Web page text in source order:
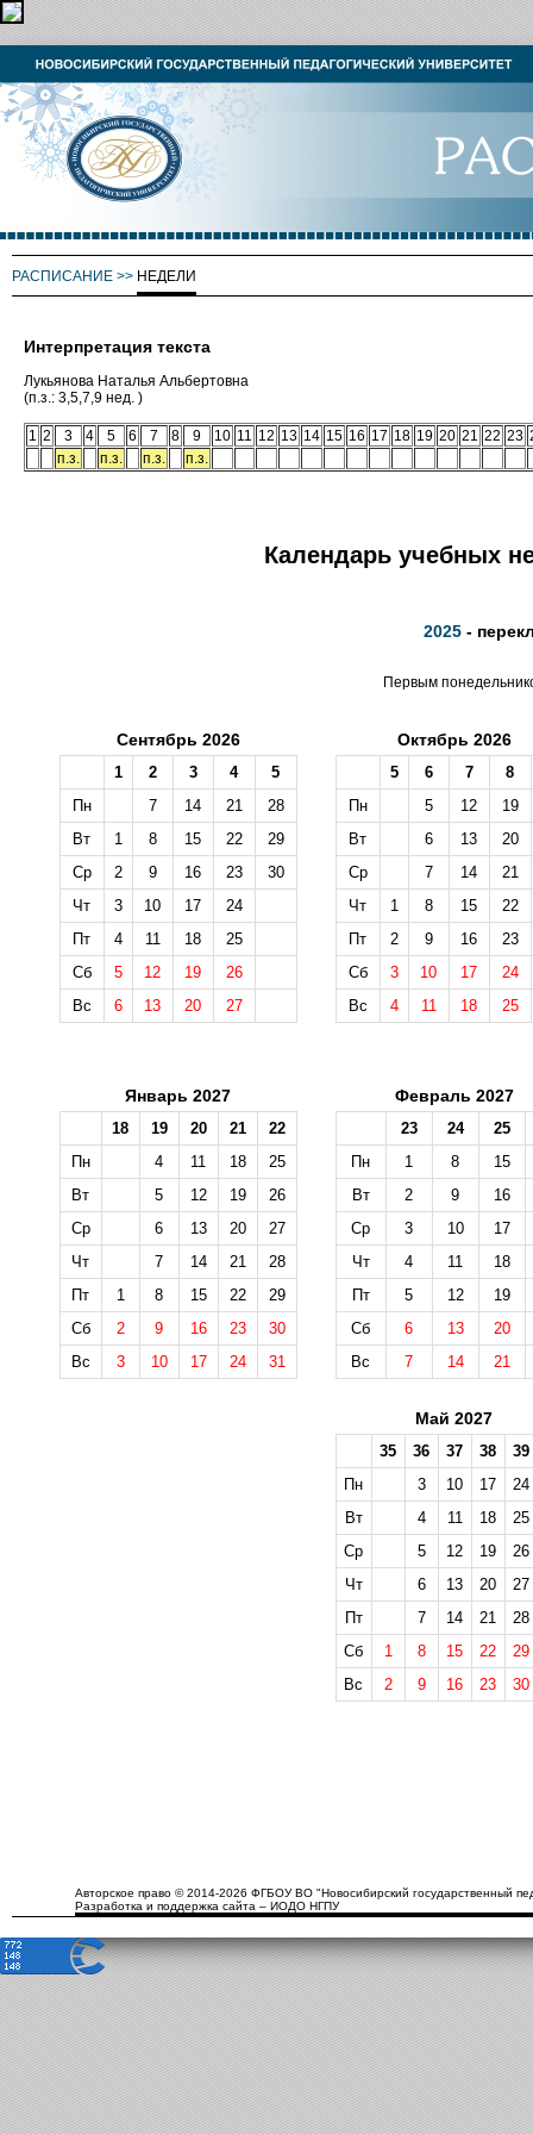
РАСПИСАНИЕ >> НЕДЕЛИ
Интерпретация текста
Лукьянова Наталья Альбертовна
(п.з.: 3,5,7,9 нед. )
1 2 3 4 5 6 7 8 9 10 11 12 13 14 15 16 17 18 19 20 21 22 23
п.з.
п.з. п.з. п.з.
Календарь учебных
2025 -
Первым
Сентябрь 2026
1 2 3 4
5
Пн
7 14 21
28
Вт
1 8 15 22
29
Ср
2 9 16 23
30
Чт
3 10 17
24
Пт
4 11 18
25
Сб
5 12 19
26
Вс
6 13 20 27
Октябрь 2026
5 6 7
8
Пн
5 12
19
Вт
6 13
20
Ср
7 14
21
Чт
1 8 15
22
Пт
2 9 16
23
Сб
3 10 17
24
Вс
4 11 18 25
Январь 2027
18 19 20 21
22
Пн
4 11 18
25
Вт
5 12 19
26
Ср
6 13 20
27
Чт
7 14 21
28
Пт
1 8 15 22
29
Сб
2 9 16 23
30
Вс
3 10 17 24 31
Февраль 2027
23 24
25
Пн
1 8
15
Вт
2 9
16
Ср
3 10
17
Чт
4 11
18
Пт
5 12
19
Сб
6 13
20
Вс
7 14 21
Май 2027
35 36 37 38
39
Пн
3 10 17
24
Вт
4 11 18
25
Ср
5 12 19
26
Чт
6 13 20
27
Пт
7 14 21
28
Сб
1 8 15 22
29
Вс
2 9 16 23 30
Авторское право © 2014-2026 ФГБОУ ВО "Новосибирский государственный
Разработка и поддержка сайта – ИОДО НГПУ